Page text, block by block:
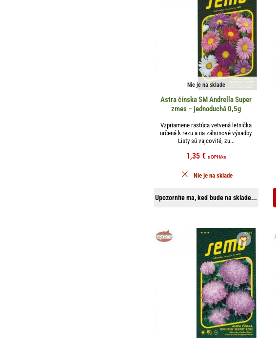
Nie je na sklade
Astra čínska SM Andrella Super
zmes – jednoduchá 0,5g
Vzpriamene rastúca vetvená letnička
určená k rezu a na záhonové výsadby.
Listy sú vajcovité, zu...
1,35 € s DPH/ks
Upozornite ma, keď bude na sklade...
Nie je na sklade